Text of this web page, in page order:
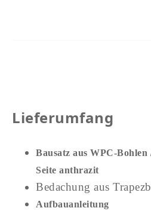
Lieferumfang
Bausatz aus WPC-Bohlen
Seite anthrazit
Bedachung aus
Aufbauanleitung